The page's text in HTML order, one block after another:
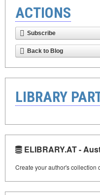
ACTIONS
Subscribe
Back to Blog
LIBRARY
ELIBRARY.AT -
Create your author's collection